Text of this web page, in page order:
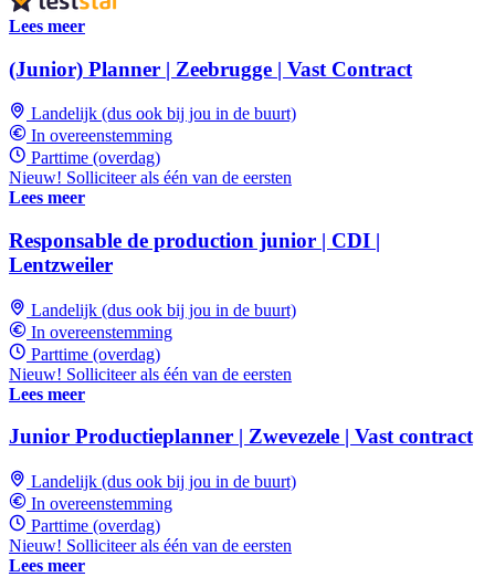
Lees meer
(Junior) Planner | Zeebrugge | Vast Contract
Landelijk (dus ook bij jou in de buurt)
In overeenstemming
Parttime (overdag)
Nieuw! Solliciteer als één van de eersten
Lees meer
Responsable de production junior | CDI |
Lentzweiler
Landelijk (dus ook bij jou in de buurt)
In overeenstemming
Parttime (overdag)
Nieuw! Solliciteer als één van de eersten
Lees meer
Junior Productieplanner | Zwevezele | Vast contract
Landelijk (dus ook bij jou in de buurt)
In overeenstemming
Parttime (overdag)
Nieuw! Solliciteer als één van de eersten
Lees meer